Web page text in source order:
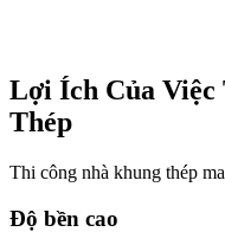
Lợi Ích Của Việc
Thép
Thi công nhà khung thép
Độ bền cao